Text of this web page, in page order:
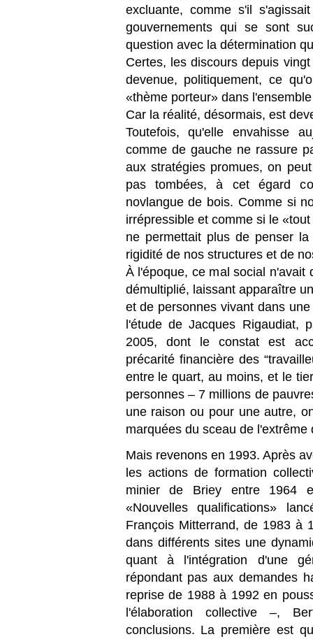
excluante, comme s'il
gouvernements qui se sont
question avec la détermination
Certes, les discours depuis
devenue, politiquement, ce
«thème porteur» dans
Car la réalité, désormais, est
Toutefois, qu'elle envahisse
comme de gauche ne rassure
aux stratégies promues, on
pas tombées, à cet égard
novlangue de bois. Comme si
irrépressible et comme si le
ne permettait plus de penser
rigidité de nos structures et de
À l'époque, ce mal social n'avait
démultiplié, laissant apparaître
et de personnes vivant dans
l'étude de Jacques Rigaudiat,
2005, dont le constat est
précarité financière des
entre le quart, au moins, et le
personnes – 7 millions de
une raison ou pour une autre,
marquées du sceau de l'extrême
Mais revenons en 1993. Après
les actions de formation
minier de Briey entre 1964
«Nouvelles qualifications»
François Mitterrand, de 1983 à
dans différents sites une
quant à l'intégration d'une
répondant pas aux demandes
reprise de 1988 à 1992 en
l'élaboration collective –,
conclusions. La première est